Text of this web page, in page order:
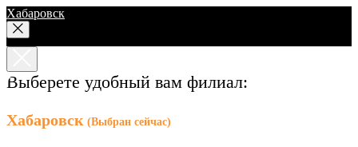
Хабаровск
Выберете удобный вам филиал:
Хабаровск (Выбран сейчас)